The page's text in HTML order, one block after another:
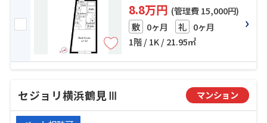
8.8万円 (管理費 15,000円)
敷 0ヶ月 礼 0ヶ月
1階 / 1K / 21.95㎡
セジョリ横浜鶴見Ⅲ マンション